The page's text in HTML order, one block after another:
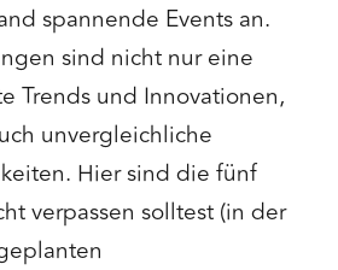
spannende Events an.
sind nicht nur eine
Trends und Innovationen,
unvergleichliche
Hier sind die fünf
verpassen solltest (in der